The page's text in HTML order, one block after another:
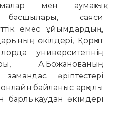
мен аумақтық
басшылары, саяси
емес ұйымдардың,
өкілдері, Қорқыт
университетінің
А.Божанованың
әріптестері
онлайн байланыс арқылы
барлық аудан әкімдері